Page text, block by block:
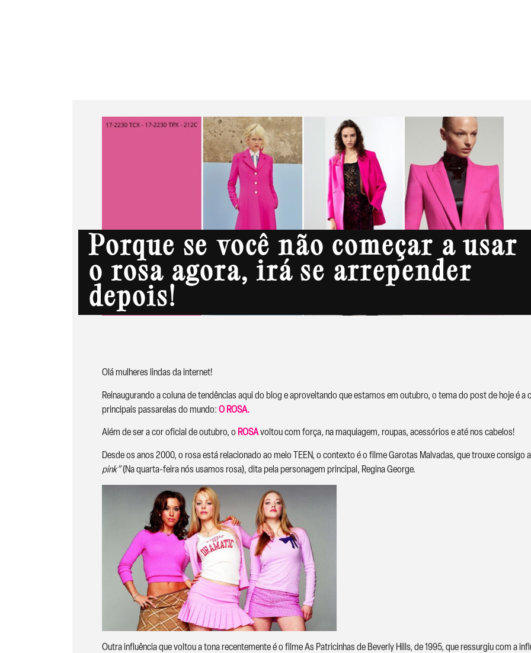
Porque se você não começar a usar
o rosa agora, irá se arrepender
depois!
Olá mulheres lindas da internet!
Reinaugurando a coluna de tendências aqui do blog e aproveitando que estamos em outubro, o tema do post de hoje é a
principais passarelas do mundo: O ROSA.
Além de ser a cor oficial de outubro, o ROSAvoltou com força, na maquiagem, roupas, acessórios e até nos cabelos!
Desde os anos 2000, o rosa está relacionado ao meio TEEN, o contexto é o filme Garotas Malvadas, que trouxe consigo
pink”(Na quarta-feira nós usamos rosa), dita pela personagem principal, Regina George.
Outra influência que voltou a tona recentemente é o filme As Patricinhas de Beverly Hills, de 1995, que ressurgiu com a